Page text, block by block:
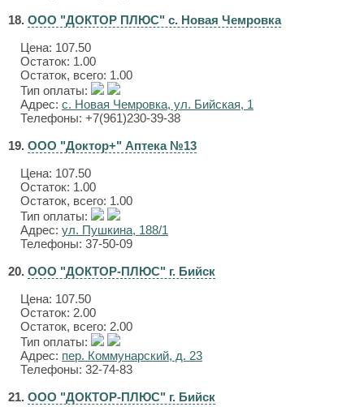
18. ООО "ДОКТОР ПЛЮС" с. Новая Чемровка
Цена: 107.50
Остаток: 1.00
Остаток, всего: 1.00
Тип оплаты:
Адрес: с. Новая Чемровка, ул. Бийская, 1
Телефоны: +7(961)230-39-38
19. ООО "Доктор+" Аптека №13
Цена: 107.50
Остаток: 1.00
Остаток, всего: 1.00
Тип оплаты:
Адрес: ул. Пушкина, 188/1
Телефоны: 37-50-09
20. ООО "ДОКТОР-ПЛЮС" г. Бийск
Цена: 107.50
Остаток: 2.00
Остаток, всего: 2.00
Тип оплаты:
Адрес: пер. Коммунарский, д. 23
Телефоны: 32-74-83
21. ООО "ДОКТОР-ПЛЮС" г. Бийск